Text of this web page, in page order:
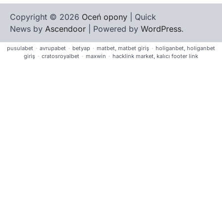
Copyright © 2026 Oceń opony | Quick
News by Ascendoor | Powered by WordPress.
pusulabet · avrupabet · betyap · matbet, matbet giriş · holiganbet, holiganbet
giriş · cratosroyalbet · maxwin · hacklink market, kalıcı footer link